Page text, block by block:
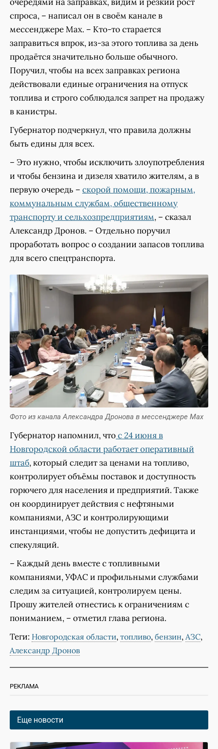
спроса, – написал он в своём канале в
мессенджере Max. – Кто-то старается
заправиться впрок, из-за этого топлива за день
продаётся значительно больше обычного.
Поручил, чтобы на всех заправках региона
действовали единые ограничения на отпуск
топлива и строго соблюдался запрет на продажу
в канистры.
Губернатор подчеркнул, что правила должны
быть едины для всех.
– Это нужно, чтобы исключить злоупотребления
и чтобы бензина и дизеля хватило жителям, а в
первую очередь – скорой помощи, пожарным,
коммунальным службам, общественному
транспорту и сельхозпредприятиям, – сказал
Александр Дронов. – Отдельно поручил
проработать вопрос о создании запасов топлива
для всего спецтранспорта.
Фото из канала Александра Дронова в мессенджере Max
Губернатор напомнил, чтос 24 июня в
Новгородской области работает оперативный
штаб, который следит за ценами на топливо,
контролирует объёмы поставок и доступность
горючего для населения и предприятий. Также
он координирует действия с нефтяными
компаниями, АЗС и контролирующими
инстанциями, чтобы не допустить дефицита и
спекуляций.
– Каждый день вместе с топливными
компаниями, УФАС и профильными службами
следим за ситуацией, контролируем цены.
Прошу жителей отнестись к ограничениям с
пониманием, – отметил глава региона.
Теги: Новгородская области, топливо, бензин, АЗС,
Александр Дронов
РЕКЛАМА
Еще новости